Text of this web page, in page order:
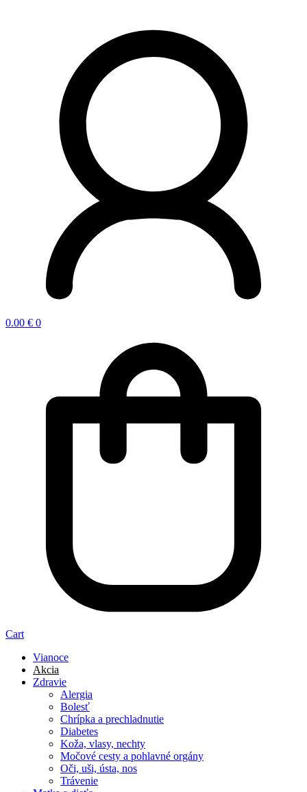
0.00 € 0
Cart
Vianoce
Akcia
Zdravie
Alergia
Bolesť
Chrípka a prechladnutie
Diabetes
Koža, vlasy, nechty
Močové cesty a pohlavné orgány
Oči, uši, ústa, nos
Trávenie